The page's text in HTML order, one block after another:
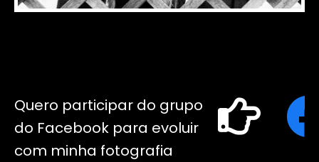
Quero participar do grupo
do Facebook para evoluir
com minha fotografia